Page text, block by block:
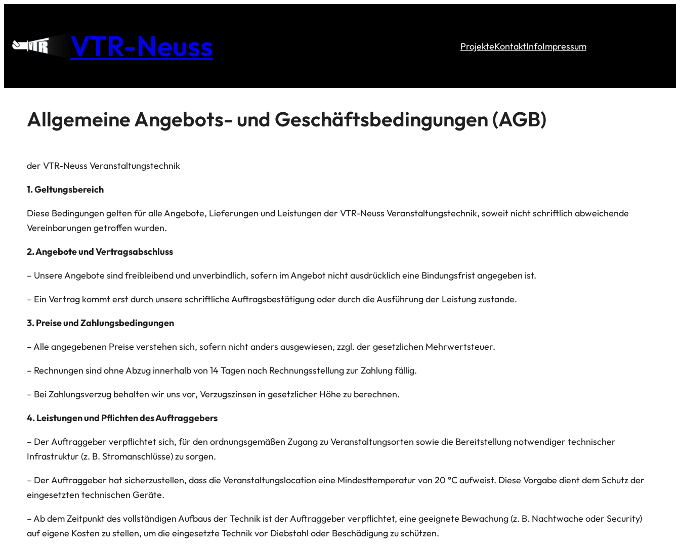
VTR-Neuss ProjekteKontaktInfoImpressum
Allgemeine Angebots- und Geschäftsbedingungen (AGB)
der VTR-Neuss Veranstaltungstechnik
1. Geltungsbereich
Diese Bedingungen gelten für alle Angebote, Lieferungen und Leistungen der VTR-Neuss Veranstaltungstechnik, soweit nicht schriftlich abweichende
Vereinbarungen getroffen wurden.
2. Angebote und Vertragsabschluss
– Unsere Angebote sind freibleibend und unverbindlich, sofern im Angebot nicht ausdrücklich eine Bindungsfrist angegeben ist.
– Ein Vertrag kommt erst durch unsere schriftliche Auftragsbestätigung oder durch die Ausführung der Leistung zustande.
3. Preise und Zahlungsbedingungen
– Alle angegebenen Preise verstehen sich, sofern nicht anders ausgewiesen, zzgl. der gesetzlichen Mehrwertsteuer.
– Rechnungen sind ohne Abzug innerhalb von 14 Tagen nach Rechnungsstellung zur Zahlung fällig.
– Bei Zahlungsverzug behalten wir uns vor, Verzugszinsen in gesetzlicher Höhe zu berechnen.
4. Leistungen und Pflichten des Auftraggebers
– Der Auftraggeber verpflichtet sich, für den ordnungsgemäßen Zugang zu Veranstaltungsorten sowie die Bereitstellung notwendiger technischer
Infrastruktur (z. B. Stromanschlüsse) zu sorgen.
– Der Auftraggeber hat sicherzustellen, dass die Veranstaltungslocation eine Mindesttemperatur von 20 °C aufweist. Diese Vorgabe dient dem Schutz der
eingesetzten technischen Geräte.
– Ab dem Zeitpunkt des vollständigen Aufbaus der Technik ist der Auftraggeber verpflichtet, eine geeignete Bewachung (z. B. Nachtwache oder Security)
auf eigene Kosten zu stellen, um die eingesetzte Technik vor Diebstahl oder Beschädigung zu schützen.